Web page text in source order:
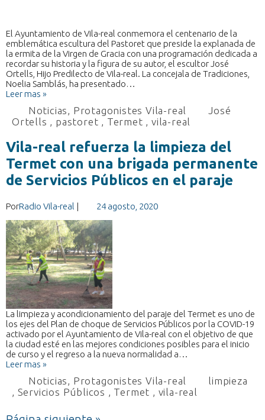
El Ayuntamiento de Vila-real conmemora el centenario de la
emblemática escultura del Pastoret que preside la explanada de
la ermita de la Virgen de Gracia con una programación dedicada a
recordar su historia y la figura de su autor, el escultor José
Ortells, Hijo Predilecto de Vila-real. La concejala de Tradiciones,
Noelia Samblás, ha presentado…
Leer mas »
Noticias Protagonistes Vila-real
José
Ortells
pastoret Termet ,vila-real
Vila-real refuerza la limpieza del
Termet con una brigada permanente
de Servicios Públicos en el paraje
PorRadio Vila-real | 24 agosto, 2020
La limpieza y acondicionamiento del paraje del Termet es uno de
los ejes del Plan de choque de Servicios Públicos por la COVID-19
activado por el Ayuntamiento de Vila-real con el objetivo de que
la ciudad esté en las mejores condiciones posibles para el inicio
de curso y el regreso a la nueva normalidad a…
Leer mas »
Noticias Protagonistes Vila-real
limpieza
Servicios Públicos Termet vila-real